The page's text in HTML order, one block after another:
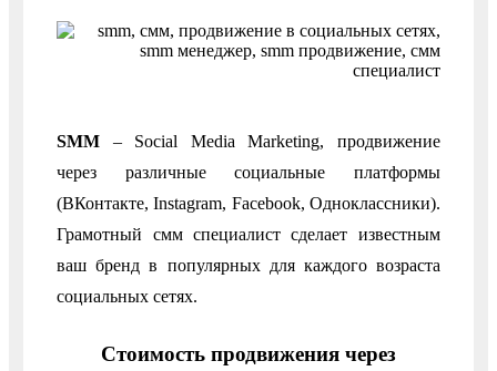
SMM – Social Media Marketing, продвижение
через различные социальные платформы
(ВКонтакте, Instagram, Facebook, Одноклассники).
Грамотный смм специалист сделает известным
ваш бренд в популярных для каждого возраста
социальных сетях.
Стоимость продвижения через